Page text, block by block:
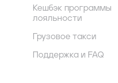
Кешбэк программы
лояльности
Грузовое такси
Поддержка и FAQ